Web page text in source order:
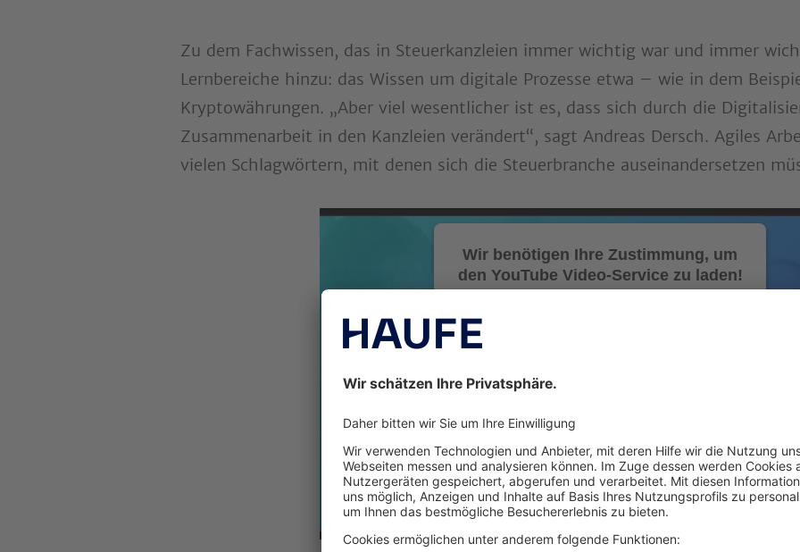
Zu dem Fachwissen, das in Steuerkanzleien immer wichtig war und immer
Lernbereiche hinzu: das Wissen um digitale Prozesse etwa – wie in dem
Kryptowährungen. „Aber viel wesentlicher ist es, dass sich durch die
Zusammenarbeit in den Kanzleien verändert“, sagt Andreas Dersch. Agiles
vielen Schlagwörtern, mit denen sich die Steuerbranche auseinandersetzen
Wir benötigen Ihre Zustimmung, um
den YouTube Video-Service zu laden!
einzubetten. Dieser
Service kann Daten
zu Ihren Aktivitäten
sammeln. Bitte
lesen Sie die Details